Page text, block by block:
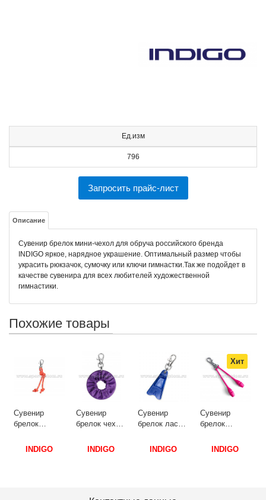
Ед.изм
796
Запросить прайс-лист
Описание
Сувенир брелок мини-чехол для обруча российского бренда
INDIGO яркое, нарядное украшение. Оптимальный размер чтобы
украсить рюкзачок, сумочку или ключи гимнастки.Так же подойдет в
качестве сувенира для всех любителей художественной
гимнастики.
Похожие товары
Сувенир
брелок чехол
INDIGO SM-
INDIGO
Сувенир
брелок ласта
401 6 см
INDIGO
Сувенир
брелок
художественной
INDIGO
Хит
Сувенир
брелок
скакалка для
гимнастики
INDIGO
444 10 см